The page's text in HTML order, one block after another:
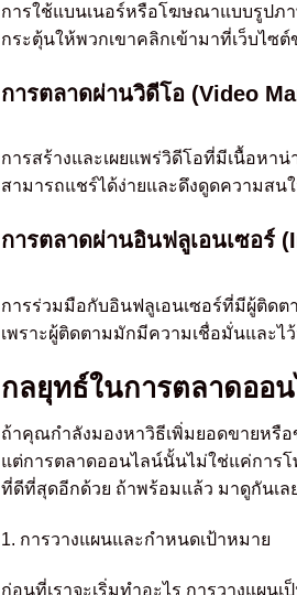
การใช้แบนเนอร์หรือโฆษณาแบบรูปภ
กระตุ้นให้พวกเขาคลิกเข้ามาที่เว็บไซต์
การตลาดผ่านวิดีโอ (Video
การสร้างและเผยแพร่วิดีโอที่มีเนื้อหา
สามารถแชร์ได้ง่ายและดึงดูดความสน
การตลาดผ่านอินฟลูเอนเซอร์
การร่วมมือกับอินฟลูเอนเซอร์ที่มีผู้ติดต
เพราะผู้ติดตามมักมีความเชื่อมั่นและไ
กลยุทธ์ในการตลาดออ
ถ้าคุณกำลังมองหาวิธีเพิ่มยอดขายหรือ
แต่การตลาดออนไลน์นั้นไม่ใช่แค่การ
ที่ดีที่สุดอีกด้วย ถ้าพร้อมแล้ว มาดูกันเล
1. การวางแผนและกำหนดเป้าหมาย
ก่อนที่เราจะเริ่มทำอะไร การวางแผ